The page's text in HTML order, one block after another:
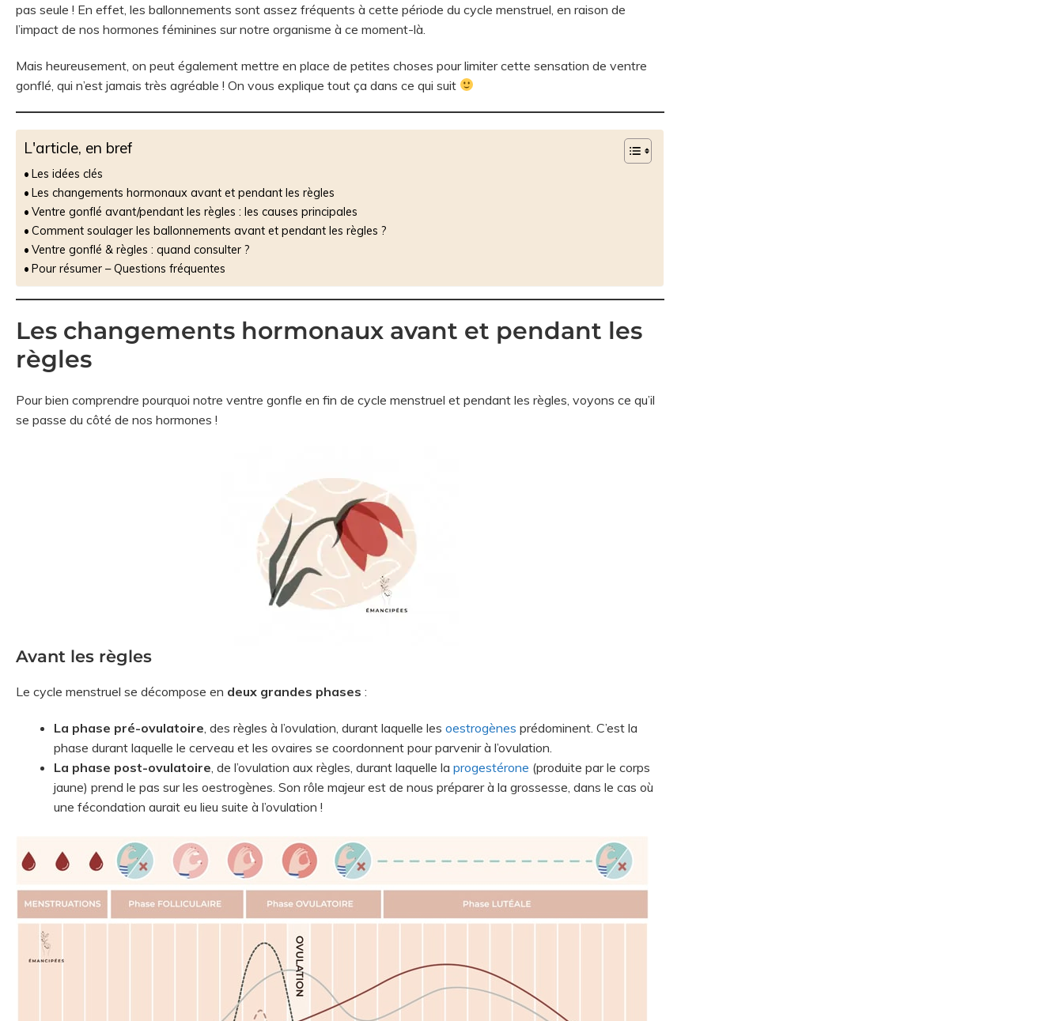
pas seule ! En effet, les ballonnements sont assez fréquents à cette période du cycle menstruel, en raison de
l’impact de nos hormones féminines sur notre organisme à ce moment-là.
Mais heureusement, on peut également mettre en place de petites choses pour limiter cette sensation de ventre
gonflé, qui n’est jamais très agréable ! On vous explique tout ça dans ce qui suit
L'article, en bref
Les idées clés
Les changements hormonaux avant et pendant les règles
Ventre gonflé avant/pendant les règles : les causes principales
Comment soulager les ballonnements avant et pendant les règles ?
Ventre gonflé & règles : quand consulter ?
Pour résumer – Questions fréquentes
Les changements hormonaux avant et pendant les
règles
Pour bien comprendre pourquoi notre ventre gonfle en fin de cycle menstruel et pendant les règles, voyons ce qu’il
se passe du côté de nos hormones !
Avant les règles
Le cycle menstruel se décompose en deux grandes phases :
La phase pré-ovulatoire , des règles à l’ovulation, durant laquelle les oestrogènes prédominent. C’est la
phase durant laquelle le cerveau et les ovaires se coordonnent pour parvenir à l’ovulation.
La phase post-ovulatoire , de l’ovulation aux règles, durant laquelle la progestérone (produite par le corps
jaune) prend le pas sur les oestrogènes. Son rôle majeur est de nous préparer à la grossesse, dans le cas où
une fécondation aurait eu lieu suite à l’ovulation !